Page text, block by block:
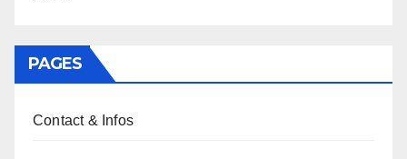
PAGES
Contact & Infos